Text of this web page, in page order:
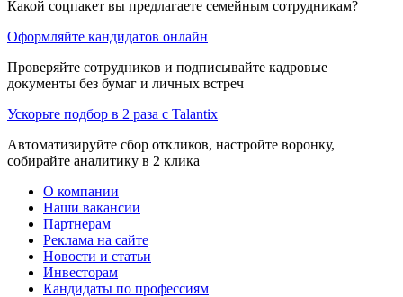
Какой соцпакет вы предлагаете семейным сотрудникам?
Оформляйте кандидатов онлайн
Проверяйте сотрудников и подписывайте кадровые
документы без бумаг и личных встреч
Ускорьте подбор в 2 раза с Talantix
Автоматизируйте сбор откликов, настройте воронку,
собирайте аналитику в 2 клика
О компании
Наши вакансии
Партнерам
Реклама на сайте
Новости и статьи
Инвесторам
Кандидаты по профессиям